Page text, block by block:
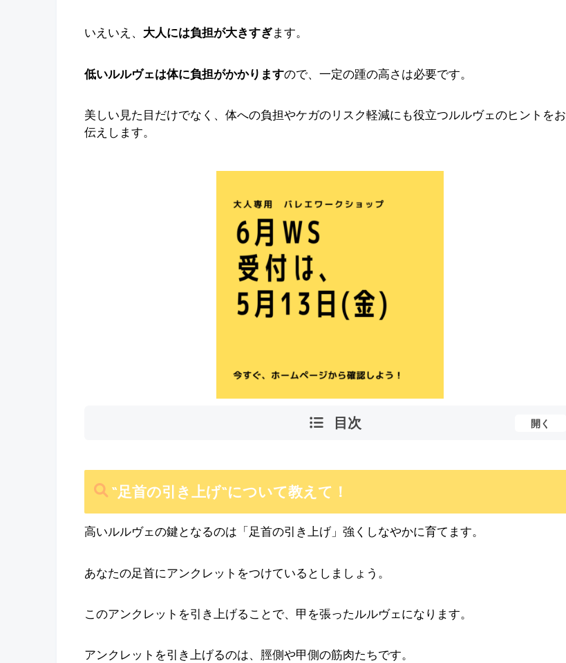
いえいえ、 大人には負担が大きすぎます。
低いルルヴェは体に負担がかかりますので、一定の踵の高さは必要です。
美しい見た目だけでなく、体への負担やケガのリスク軽減にも役立つルルヴェのヒントをお
伝えします。
目次 開く
“足首の引き上げ“について教えて！
高いルルヴェの鍵となるのは「足首の引き上げ」強くしなやかに育てます。
あなたの足首にアンクレットをつけているとしましょう。
このアンクレットを引き上げることで、甲を張ったルルヴェになります。
アンクレットを引き上げるのは、脛側や甲側の筋肉たちです。